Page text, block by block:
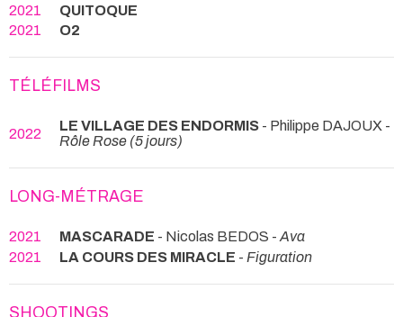
2021
QUITOQUE
2021
O2
TÉLÉFILMS
2022 LE VILLAGE DES ENDORMIS - Philippe DAJOUX -
Rôle Rose (5 jours)
LONG-MÉTRAGE
2021 MASCARADE - Nicolas BEDOS - Ava
2021
LA COURS DES MIRACLE - Figuration
SHOOTINGS